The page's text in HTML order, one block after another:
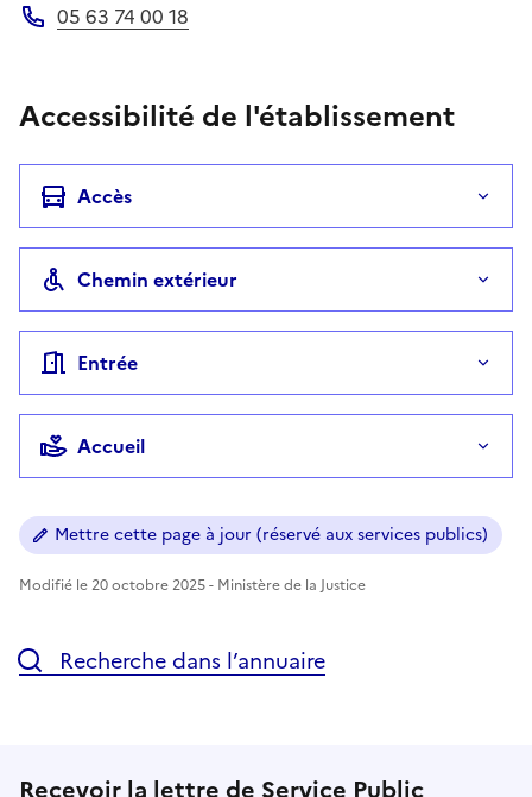
05 63 74 00 18
Accessibilité de l'établissement
Accès
Chemin extérieur
Entrée
Accueil
Mettre cette page à jour (réservé aux services publics)
Modifié le 20 octobre 2025 - Ministère de la Justice
Recherche dans l’annuaire
Recevoir la lettre de Service Public